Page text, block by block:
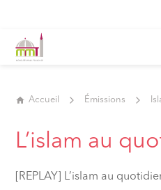
Accueil Émissions
L’islam au
[REPLAY] L’islam au